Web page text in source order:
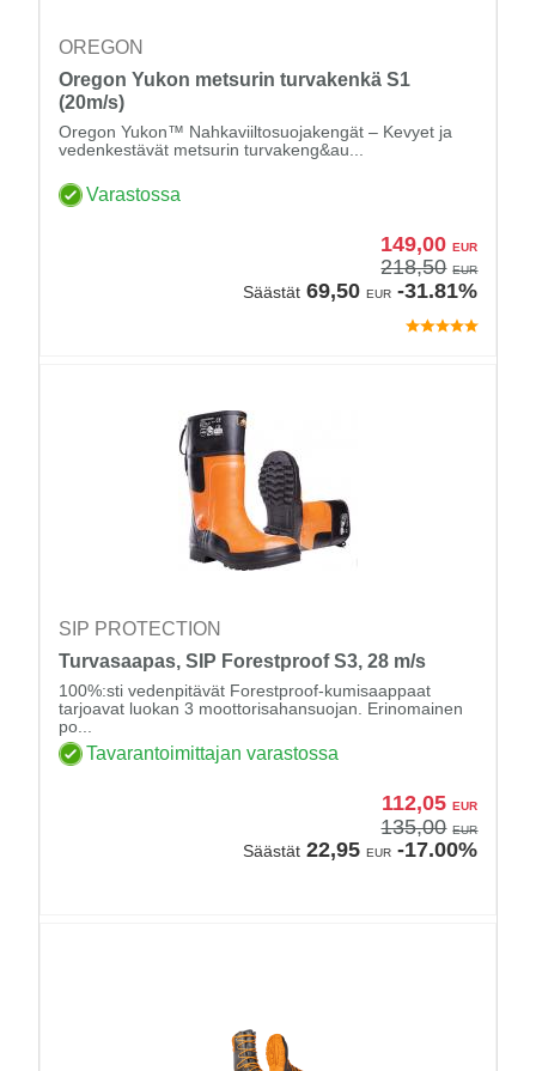
OREGON
Oregon Yukon metsurin turvakenkä S1
(20m/s)
Oregon Yukon™ Nahkaviiltosuojakengät – Kevyet ja
vedenkestävät metsurin turvakeng&au...
Varastossa
149,00 EUR
218,50 EUR
Säästät 69,50 EUR -31.81%
SIP PROTECTION
Turvasaapas, SIP Forestproof S3, 28 m/s
100%:sti vedenpitävät Forestproof-kumisaappaat
tarjoavat luokan 3 moottorisahansuojan. Erinomainen
po...
Tavarantoimittajan varastossa
112,05 EUR
135,00 EUR
Säästät 22,95 EUR -17.00%